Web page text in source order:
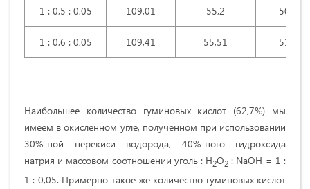
1 : 0,5 : 0,05 109,01 55,2 50,95
1 : 0,6 : 0,05 109,41 55,51 51,19
Наибольшее количество гуминовых кислот (62,7%) мы
имеем в окисленном угле, полученном при использовании
30%-ной перекиси водорода, 40%-ного гидроксида
натрия и массовом соотношении уголь : H2О2 : NaOН = 1 :
1 : 0,05. Примерно такое же количество гуминовых кислот